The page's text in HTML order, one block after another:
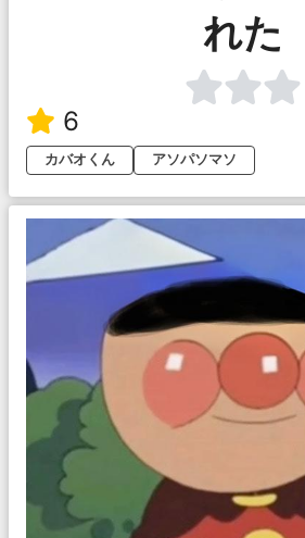
れた
6
カバオくん
アソパソマソ